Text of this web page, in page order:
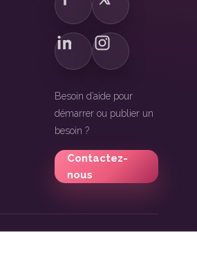
Besoin d’aide pour
démarrer ou publier un
besoin ?
Contactez-
nous